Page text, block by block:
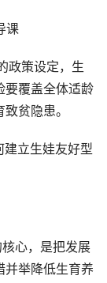
课
政策设定，生
要覆盖全体适龄
贫隐患。
立生娃友好型
心，是把发展
并举降低生育养